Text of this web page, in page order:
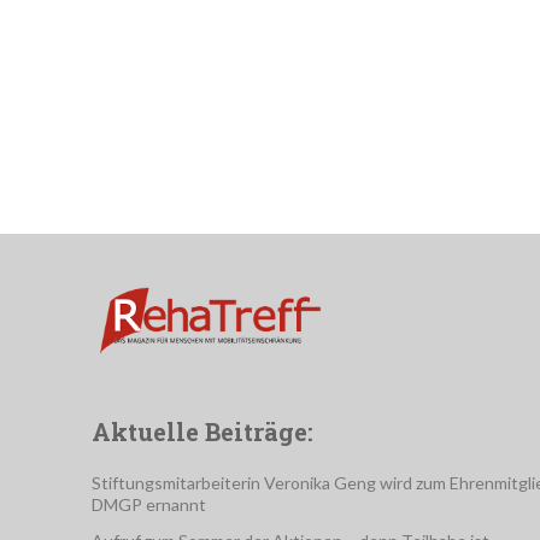
Aktuelle Beiträge:
Stiftungsmitarbeiterin Veronika Geng wird zum
DMGP ernannt